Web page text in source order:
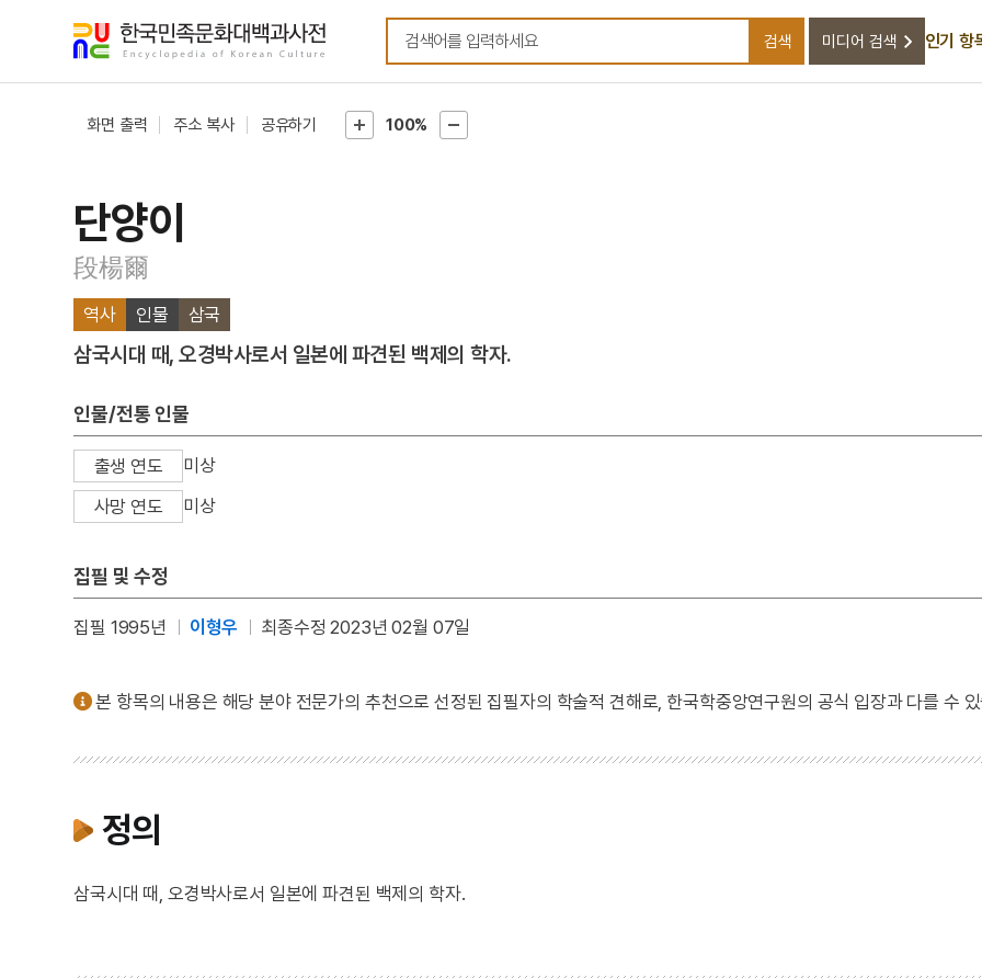
검색어를 입력하세요
검색 미디어 검색 인기 항
화면 출력 주소 복사 공유하기 100%
단양이
段楊爾
역사 인물 삼국
삼국시대 때, 오경박사로서 일본에 파견된 백제의 학자.
인물/전통 인물
출생 연도
미상
사망 연도
미상
집필 및 수정
집필 1995년 이형우 최종수정 2023년 02월 07일
본 항목의 내용은 해당 분야 전문가의 추천으로 선정된 집필자의 학술적 견해로, 한국학중앙연구원의 공식 입장과 다를 수
정의
삼국시대 때, 오경박사로서 일본에 파견된 백제의 학자.